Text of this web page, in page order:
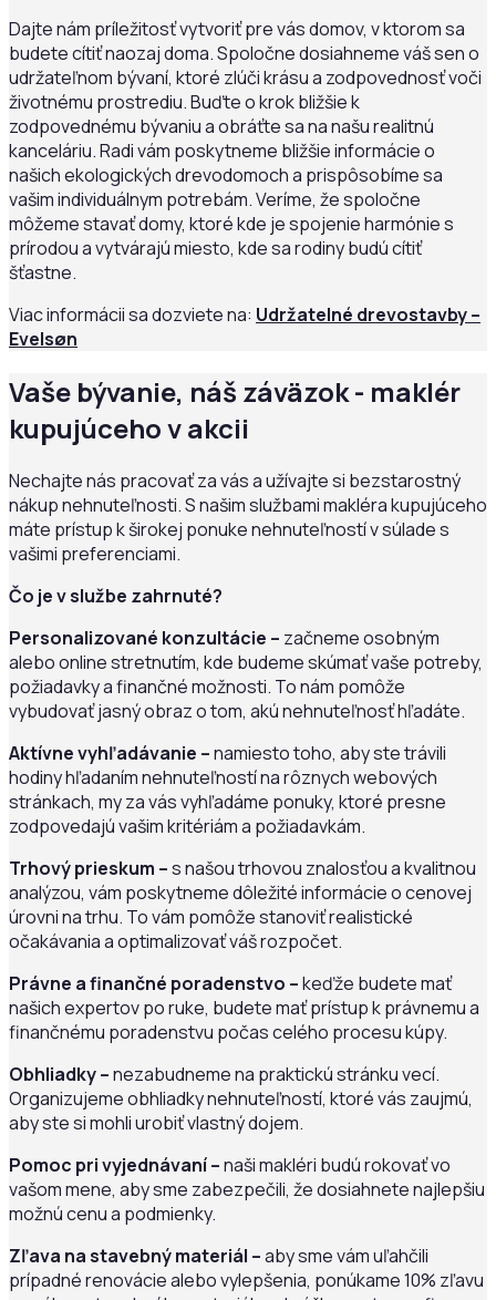
Dajte nám príležitosť vytvoriť pre vás domov, v ktorom sa
budete cítiť naozaj doma. Spoločne dosiahneme váš sen o
udržateľnom bývaní, ktoré zlúči krásu a zodpovednosť voči
životnému prostrediu. Buďte o krok bližšie k
zodpovednému bývaniu a obráťte sa na našu realitnú
kanceláriu. Radi vám poskytneme bližšie informácie o
našich ekologických drevodomoch a prispôsobíme sa
vašim individuálnym potrebám. Veríme, že spoločne
môžeme stavať domy, ktoré kde je spojenie harmónie s
prírodou a vytvárajú miesto, kde sa rodiny budú cítiť
šťastne.
Viac informácii sa dozviete na: Udržatelné drevostavby –
Evelsøn
Vaše bývanie, náš záväzok - maklér
kupujúceho v akcii
Nechajte nás pracovať za vás a užívajte si bezstarostný
nákup nehnuteľnosti. S našim službami makléra kupujúceho
máte prístup k širokej ponuke nehnuteľností v súlade s
vašimi preferenciami.
Čo je v službe zahrnuté?
Personalizované konzultácie – začneme osobným
alebo online stretnutím, kde budeme skúmať vaše potreby,
požiadavky a finančné možnosti. To nám pomôže
vybudovať jasný obraz o tom, akú nehnuteľnosť hľadáte.
Aktívne vyhľadávanie –namiesto toho, aby ste trávili
hodiny hľadaním nehnuteľností na rôznych webových
stránkach, my za vás vyhľadáme ponuky, ktoré presne
zodpovedajú vašim kritériám a požiadavkám.
Trhový prieskum –s našou trhovou znalosťou a kvalitnou
analýzou, vám poskytneme dôležité informácie o cenovej
úrovni na trhu. To vám pomôže stanoviť realistické
očakávania a optimalizovať váš rozpočet.
Právne a finančné poradenstvo –keďže budete mať
našich expertov po ruke, budete mať prístup k právnemu a
finančnému poradenstvu počas celého procesu kúpy.
Obhliadky –nezabudneme na praktickú stránku vecí.
Organizujeme obhliadky nehnuteľností, ktoré vás zaujmú,
aby ste si mohli urobiť vlastný dojem.
Pomoc pri vyjednávaní –naši makléri budú rokovať vo
vašom mene, aby sme zabezpečili, že dosiahnete najlepšiu
možnú cenu a podmienky.
Zľava na stavebný materiál –aby sme vám uľahčili
prípadné renovácie alebo vylepšenia, ponúkame 10% zľavu